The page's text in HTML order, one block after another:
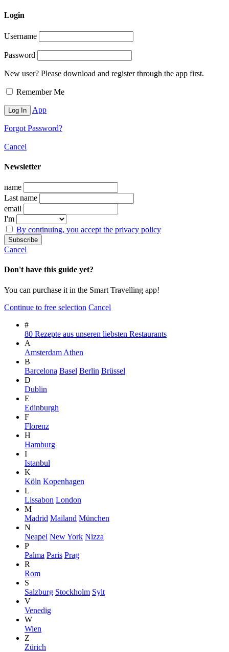
Login
Username
Password
New user? Please download and register through the app first.
Remember Me
App
Forgot Password?
Cancel
Newsletter
name
Last name
email
I'm
By continuing, you accept the privacy policy
Cancel
Don't have this guide yet?
You can purchase it in the Smart Travelling app!
Continue to free selection Cancel
#
80 Rezepte aus unseren liebsten Restaurants
A
Amsterdam Athen
B
Barcelona Basel Berlin Brüssel
D
Dublin
E
Edinburgh
F
Florenz
H
Hamburg
I
Istanbul
K
Köln Kopenhagen
L
Lissabon London
M
Madrid Mailand München
N
Neapel New York Nizza
P
Palma Paris Prag
R
Rom
S
Salzburg Stockholm Sylt
V
Venedig
W
Wien
Z
Zürich